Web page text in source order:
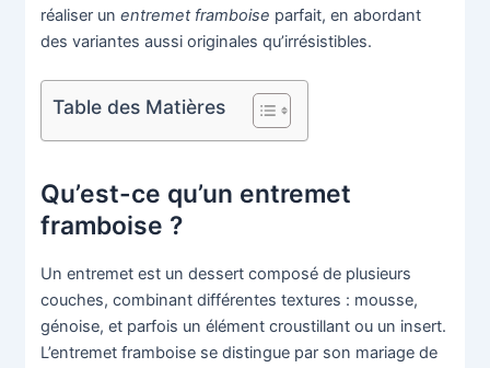
réaliser unentremet framboise parfait, en abordant
des variantes aussi originales qu’irrésistibles.
Table des Matières
Qu’est-ce qu’un entremet
framboise ?
Un entremet est un dessert composé de plusieurs
couches, combinant différentes textures : mousse,
génoise, et parfois un élément croustillant ou un insert.
L’entremet framboise se distingue par son mariage de